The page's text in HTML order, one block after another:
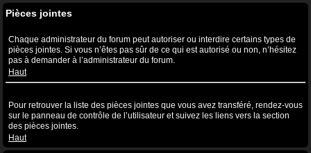
Pièces jointes
Chaque administrateur du forum peut autoriser ou interdire certains types de
pièces jointes. Si vous n’êtes pas sûr de ce qui est autorisé ou non, n’hésitez
pas à demander à l’administrateur du forum.
Haut
Pour retrouver la liste des pièces jointes que vous avez transféré, rendez-vous
sur le panneau de contrôle de l’utilisateur et suivez les liens vers la section
des pièces jointes.
Haut